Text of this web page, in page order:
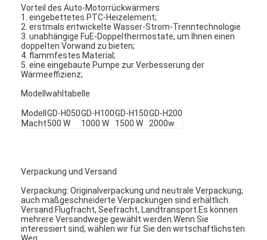
Startseite
Produkte
Über uns
Vorteil des Auto-Motorrückwärmers
1. eingebettetes PTC-Heizelement;
2. erstmals entwickelte Wasser-Strom-Trenntechnologie
3. unabhängige FuE-Doppelthermostate, um Ihnen einen
doppelten Vorwand zu bieten;
4. flammfestes Material;
5. eine eingebaute Pumpe zur Verbesserung der
Wärmeeffizienz;
Modellwahltabelle
Modell GD-H050GD-H100GD-H150GD-H200
Macht500 W 1000 W 1500 W 2000w
Verpackung und Versand
Verpackung: Originalverpackung und neutrale Verpackung;
auch maßgeschneiderte Verpackungen sind erhältlich.
Versand:Flugfracht, Seefracht, Landtransport.Es können
mehrere Versandwege gewählt werden.Wenn Sie
interessiert sind, wählen wir für Sie den wirtschaftlichsten